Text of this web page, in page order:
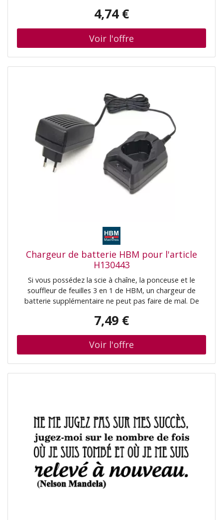
confort Longueur du câble : 240cm Ne dispose pas d'un
4,74 €
Chargeur de batterie HBM pour l'article
H130443
Si vous possédez la scie à chaîne, la ponceuse et le
souffleur de feuilles 3 en 1 de HBM, un chargeur de
batterie supplémentaire ne peut pas faire de mal. De
moment. La référence de la machine 3 en 1 est H130443.
7,49 €